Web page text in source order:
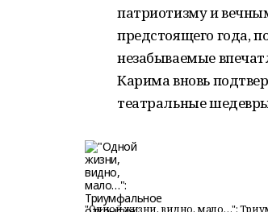
патриотизму и
предстоящего года,
незабываемые
Карима вновь
театральные
"Одной жизни, видно, мало…":